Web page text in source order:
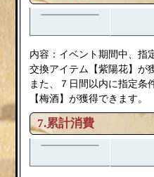
内容：イベント期間中、指
交換アイテム【紫陽花】が
また、７日間以内に指定条
【梅酒】が獲得できます。
7.累計消費